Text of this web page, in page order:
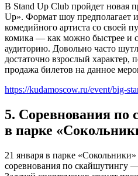
В Stand Up Club пройдет новая
Up». Формат шоу предполагает
комедийного артиста со своей
комика — как можно быстрее и
аудиторию. Довольно часто
достаточно взрослый характер,
продажа билетов на данное
https://kudamoscow.ru/event/big-
5. Соревнования по
в парке
21 января в парке
соревнования по скайшутингу